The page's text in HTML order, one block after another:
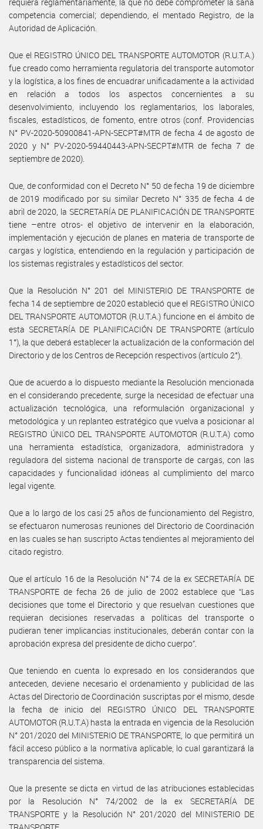
competencia comercial; dependiendo, el mentado Registro, de la
Autoridad de Aplicación.
Que el REGISTRO ÚNICO DEL TRANSPORTE AUTOMOTOR (R.U.T.A.)
fue creado como herramienta regulatoria del transporte automotor
y la logística, a los fines de encuadrar unificadamente a la actividad
en relación a todos los aspectos concernientes a su
desenvolvimiento, incluyendo los reglamentarios, los laborales,
fiscales, estadísticos, de fomento, entre otros (conf. Providencias
N° PV-2020-50900841-APN-SECPT#MTR de fecha 4 de agosto de
2020 y N° PV-2020-59440443-APN-SECPT#MTR de fecha 7 de
septiembre de 2020).
Que, de conformidad con el Decreto N° 50 de fecha 19 de diciembre
de 2019 modificado por su similar Decreto N° 335 de fecha 4 de
abril de 2020, la SECRETARÍA DE PLANIFICACIÓN DE TRANSPORTE
tiene –entre otros- el objetivo de intervenir en la elaboración,
implementación y ejecución de planes en materia de transporte de
cargas y logística, entendiendo en la regulación y participación de
los sistemas registrales y estadísticos del sector.
Que la Resolución N° 201 del MINISTERIO DE TRANSPORTE de
fecha 14 de septiembre de 2020 estableció que el REGISTRO ÚNICO
DEL TRANSPORTE AUTOMOTOR (R.U.T.A.) funcione en el ámbito de
esta SECRETARÍA DE PLANIFICACIÓN DE TRANSPORTE (artículo
1°), la que deberá establecer la actualización de la conformación del
Directorio y de los Centros de Recepción respectivos (artículo 2°).
Que de acuerdo a lo dispuesto mediante la Resolución mencionada
en el considerando precedente, surge la necesidad de efectuar una
actualización tecnológica, una reformulación organizacional y
metodológica y un replanteo estratégico que vuelva a posicionar al
REGISTRO ÚNICO DEL TRANSPORTE AUTOMOTOR (R.U.T.A) como
una herramienta estadística, organizadora, administradora y
reguladora del sistema nacional de transporte de cargas, con las
capacidades y funcionalidad idóneas al cumplimiento del marco
legal vigente.
Que a lo largo de los casi 25 años de funcionamiento del Registro,
se efectuaron numerosas reuniones del Directorio de Coordinación
en las cuales se han suscripto Actas tendientes al mejoramiento del
citado registro.
Que el artículo 16 de la Resolución N° 74 de la ex SECRETARÍA DE
TRANSPORTE de fecha 26 de julio de 2002 establece que “Las
decisiones que tome el Directorio y que resuelvan cuestiones que
requieran decisiones reservadas a políticas del transporte o
pudieran tener implicancias institucionales, deberán contar con la
aprobación expresa del presidente de dicho cuerpo”.
Que teniendo en cuenta lo expresado en los considerandos que
anteceden, deviene necesario el ordenamiento y publicidad de las
Actas del Directorio de Coordinación suscriptas por el mismo, desde
la fecha de inicio del REGISTRO ÚNICO DEL TRANSPORTE
AUTOMOTOR (R.U.T.A) hasta la entrada en vigencia de la Resolución
N° 201/2020 del MINISTERIO DE TRANSPORTE, lo que permitirá un
fácil acceso público a la normativa aplicable, lo cual garantizará la
transparencia del sistema.
Que la presente se dicta en virtud de las atribuciones establecidas
por la Resolución N° 74/2002 de la ex SECRETARÍA DE
TRANSPORTE y la Resolución N° 201/2020 del MINISTERIO DE
TRANSPORTE.